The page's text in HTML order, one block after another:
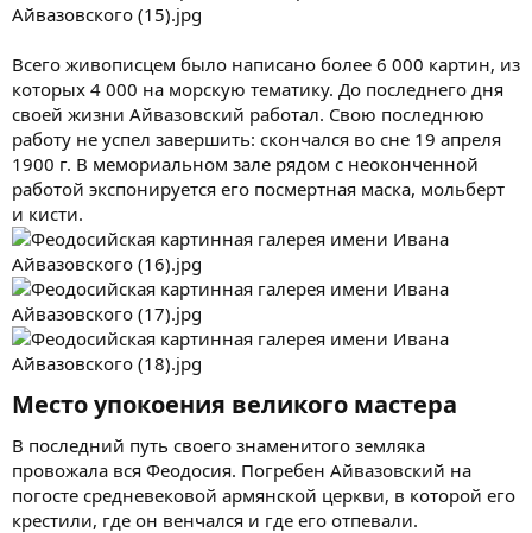
Всего живописцем было написано более 6 000 картин, из
которых 4 000 на морскую тематику. До последнего дня
своей жизни Айвазовский работал. Свою последнюю
работу не успел завершить: скончался во сне 19 апреля
1900 г. В мемориальном зале рядом с неоконченной
работой экспонируется его посмертная маска, мольберт
и кисти.
Место упокоения великого мастера​
В последний путь своего знаменитого земляка
провожала вся Феодосия. Погребен Айвазовский на
погосте средневековой армянской церкви, в которой его
крестили, где он венчался и где его отпевали.